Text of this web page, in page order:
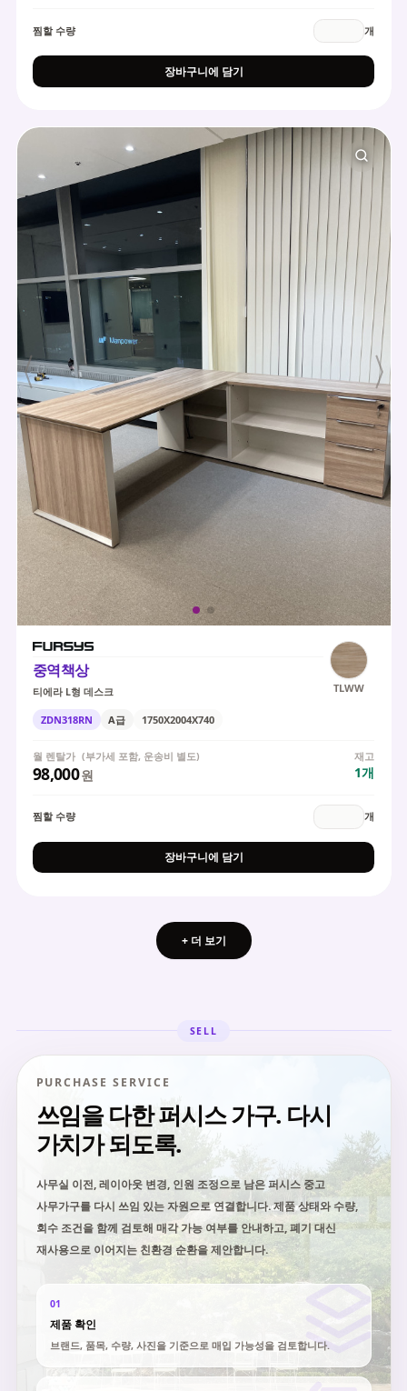
찜할 수량 개
장바구니에 담기
중역책상
티에라 L형 데스크 TLWW
ZDN318RN A급 1750X2004X740
월 렌탈가 (부가세 포함, 운송비 별도)
98,000원
재고
1개
찜할 수량 개
장바구니에 담기
+ 더 보기
SELL
PURCHASE SERVICE
쓰임을 다한 퍼시스 가구. 다시
가치가 되도록.
사무실 이전, 레이아웃 변경, 인원 조정으로 남은 퍼시스 중고
사무가구를 다시 쓰임 있는 자원으로 연결합니다. 제품 상태와 수량,
회수 조건을 함께 검토해 매각 가능 여부를 안내하고, 폐기 대신
재사용으로 이어지는 친환경 순환을 제안합니다.
01
제품 확인
브랜드, 품목, 수량, 사진을 기준으로 매입 가능성을 검토합니다.